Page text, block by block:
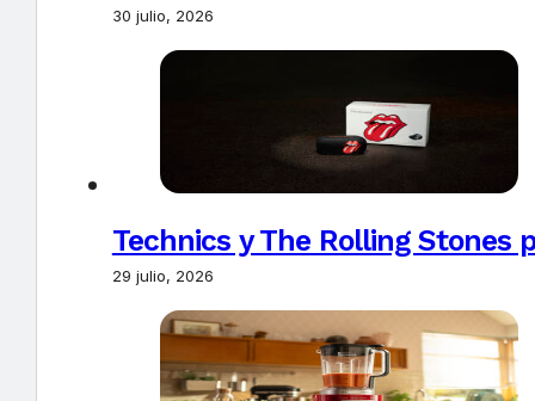
30 julio, 2026
Technics y The Rolling Stones
29 julio, 2026